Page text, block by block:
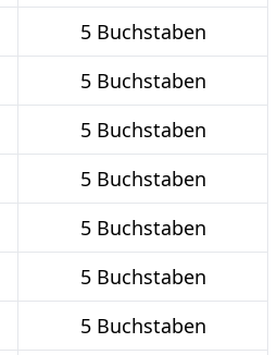
5 Buchstaben
5 Buchstaben
5 Buchstaben
5 Buchstaben
5 Buchstaben
5 Buchstaben
5 Buchstaben